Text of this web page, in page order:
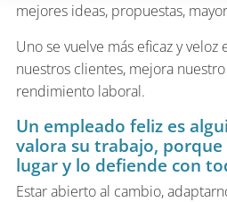
mejores ideas, propuestas,
Uno se vuelve más eficaz y
nuestros clientes, mejora
rendimiento laboral.
Un empleado feliz es
valora su trabajo, porque
lugar y lo defiende con
Estar abierto al cambio,